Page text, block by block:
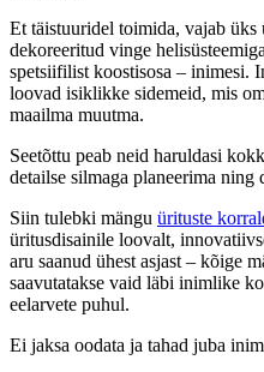
Et täistuuridel toimida, vajab
dekoreeritud vinge
spetsiifilist koostisosa – inimesi.
loovad isiklikke sidemeid, mis
maailma muutma.
Seetõttu peab neid haruldasi
detailse silmaga planeerima ning
Siin tulebki mängu ürituste
üritusdisainile loovalt,
aru saanud ühest asjast – kõige
saavutatakse vaid läbi inimlike
eelarvete puhul.
Ei jaksa oodata ja tahad juba